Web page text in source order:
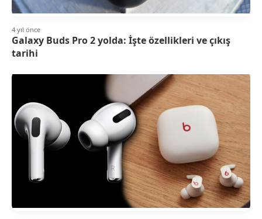
4 yıl önce
Galaxy Buds Pro 2 yolda: İşte özellikleri ve çıkış
tarihi